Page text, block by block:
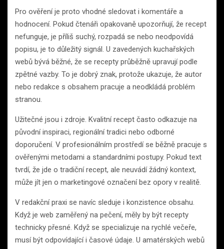
Pro ověření je proto vhodné sledovat i komentáře a
hodnocení. Pokud čtenáři opakovaně upozorňují, že recept
nefunguje, je příliš suchý, rozpadá se nebo neodpovídá
popisu, je to důležitý signál. U zavedených kuchařských
webů bývá běžné, že se recepty průběžně upravují podle
zpětné vazby. To je dobrý znak, protože ukazuje, že autor
nebo redakce s obsahem pracuje a neodkládá problém
stranou.
Užitečné jsou i zdroje. Kvalitní recept často odkazuje na
původní inspiraci, regionální tradici nebo odborné
doporučení. V profesionálním prostředí se běžně pracuje s
ověřenými metodami a standardními postupy. Pokud text
tvrdí, že jde o tradiční recept, ale neuvádí žádný kontext,
může jít jen o marketingové označení bez opory v realitě.
V redakční praxi se navíc sleduje i konzistence obsahu.
Když je web zaměřený na pečení, měly by být recepty
technicky přesné. Když se specializuje na rychlé večeře,
musí být odpovídající i časové údaje. U amatérských webů